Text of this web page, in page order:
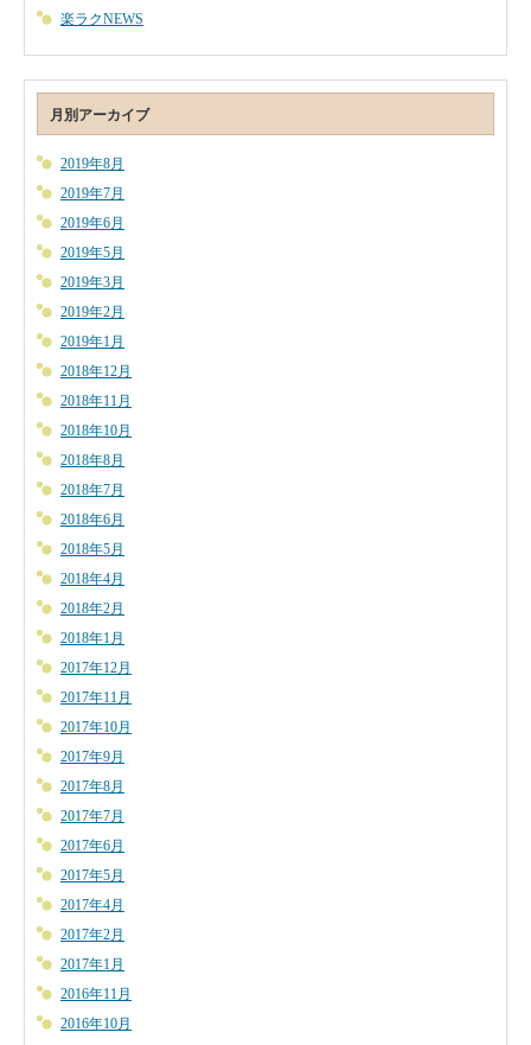
楽ラクNEWS
月別アーカイブ
2019年8月
2019年7月
2019年6月
2019年5月
2019年3月
2019年2月
2019年1月
2018年12月
2018年11月
2018年10月
2018年8月
2018年7月
2018年6月
2018年5月
2018年4月
2018年2月
2018年1月
2017年12月
2017年11月
2017年10月
2017年9月
2017年8月
2017年7月
2017年6月
2017年5月
2017年4月
2017年2月
2017年1月
2016年11月
2016年10月